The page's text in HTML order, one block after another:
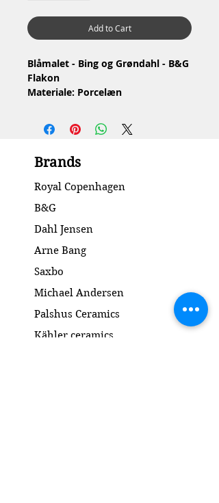
Add to Cart
Blåmalet - Bing og Grøndahl - B&G
Flakon
Materiale: Porcelæn
Prop har små pletter og kande har
fejl ved hul til proppen, se billeder.
Højde: 10 cm
Brands
Royal Copenhagen
B&G
Dahl Jensen
Arne Bang
Saxbo
Michael Andersen
Palshus Ceramics
Kähler ceramics